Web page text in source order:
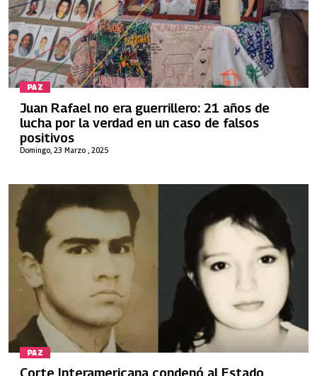
PAZ
Domingo, 23 Marzo , 2025
Juan Rafael no era guerrillero: 21 años de
lucha por la verdad en un caso de falsos
positivos
PAZ
Corte Interamericana condenó al Estado